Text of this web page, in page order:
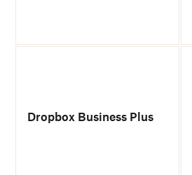
Dropbox Business Plus